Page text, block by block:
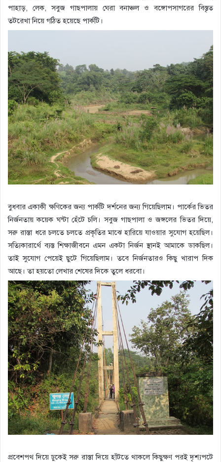
পাহাড়, লেক, সবুজ গাছপালায় ঘেরা বনাঞ্চল ও বঙ্গোপসাগরের বিস্তৃত
তটরেখা নিয়ে গঠিত হয়েছে পার্কটি।
বুধবার একাকী ক্ষণিকের জন্য পার্কটি দর্শনের জন্য গিয়েছিলাম। পার্কের ভিতর
নির্জনতায় কয়েক ঘন্টা হেঁটে চলি। সবুজ গাছপালা ও জঙ্গলের ভিতর দিয়ে,
সরু রাস্তা ধরে চলতে চলতে প্রকৃতির মাঝে হারিয়ে যাওয়ার সুযোগ হয়েছিল।
সত্যিকারার্থে ব্যস্ত শিক্ষাজীবনে এমন একটা নির্জন স্থানই আমাকে ডাকছিল।
তাই সুযোগ পেয়েই ছুটে গিয়েছিলাম। তবে নির্জনতারও কিছু খারাপ দিক
আছে। তা হয়তো লেখার শেষের দিকে তুলে ধরবো।
প্রবেশপথ দিয়ে ঢুকেই সরু রাস্তা দিয়ে হাঁটতে থাকলে কিছুক্ষণ পরই দৃশ্যপটে